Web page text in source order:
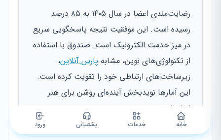
رضایت‌مندی اعضا در سال ۱۴۰۵ به ۸۵ درصد
رسیده است. این موفقیت نتیجه پاسخگویی سریع
در میز خدمت الکترونیک است. صندوق با استفاده
از تکنولوژی‌های نوین، مشابه پارس آنلاین،
زیرساخت‌های ارتباطی خود را تقویت کرده است.
این آمارها نویدبخش آینده‌ای روشن برای هنر
ایران است.
خانه خدمات پشتیبانی ورود